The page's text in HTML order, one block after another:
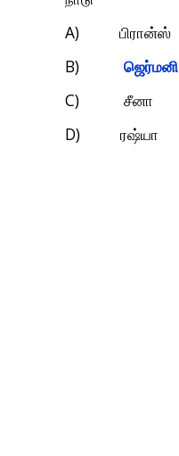
A) பிரான்ஸ்
B) ஜெர்மனி
C) சீனா
D) ரஷ்யா